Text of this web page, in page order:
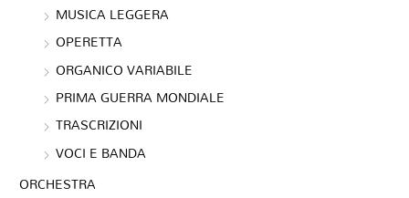
MUSICA LEGGERA
OPERETTA
ORGANICO VARIABILE
PRIMA GUERRA MONDIALE
TRASCRIZIONI
VOCI E BANDA
ORCHESTRA